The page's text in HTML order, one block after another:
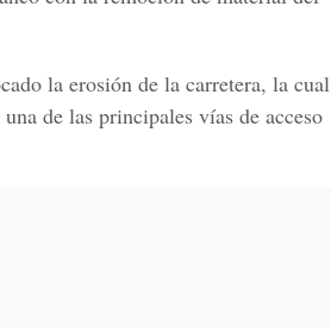
la erosión de la carretera, la cual
de las principales vías de acceso